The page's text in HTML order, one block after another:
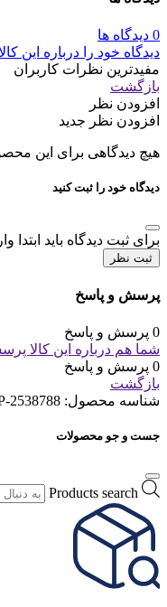
0 دیدگاه ها
دیدگاه خود را درباره این
مفیدترین نظرات کاربران
بازگشت
افزودن نظر
افزودن نظر جدید
هیچ دیدگاهی برای این
دیدگاه خود را ثبت کنید
برای ثبت دیدگاه باید ابتدا
ثبت نظر
پرسش و پاسخ
0 پرسش و پاسخ
شما هم درباره این کالا
0 پرسش و پاسخ
بازگشت
شناسه محصول: 2538788
جست و جو محصولات
Products search